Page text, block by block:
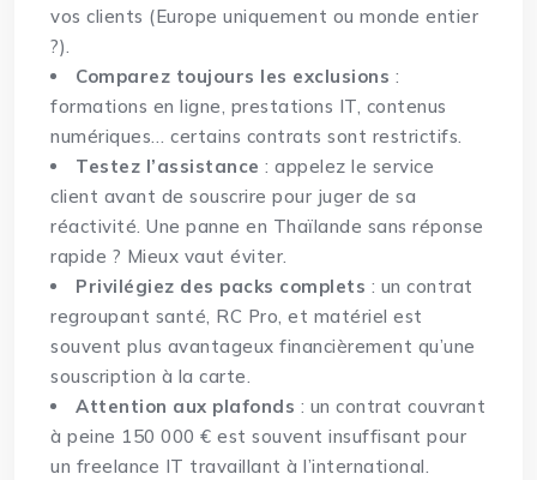
vos clients (Europe uniquement ou monde entier
?).
Comparez toujours les exclusions :
formations en ligne, prestations IT, contenus
numériques… certains contrats sont restrictifs.
Testez l’assistance : appelez le service
client avant de souscrire pour juger de sa
réactivité. Une panne en Thaïlande sans réponse
rapide ? Mieux vaut éviter.
Privilégiez des packs complets : un contrat
regroupant santé, RC Pro, et matériel est
souvent plus avantageux financièrement qu’une
souscription à la carte.
Attention aux plafonds : un contrat couvrant
à peine 150 000 € est souvent insuffisant pour
un freelance IT travaillant à l’international.